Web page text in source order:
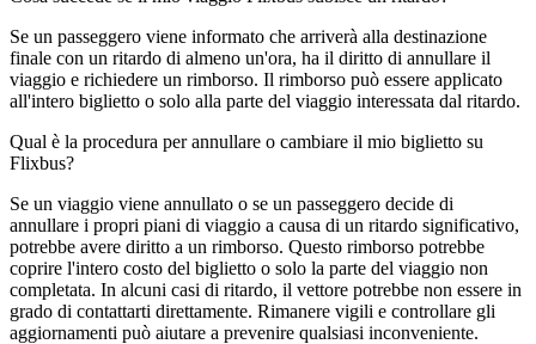
Se un passeggero viene informato che arriverà alla destinazione
finale con un ritardo di almeno un'ora, ha il diritto di annullare il
viaggio e richiedere un rimborso. Il rimborso può essere applicato
all'intero biglietto o solo alla parte del viaggio interessata dal ritardo.
Qual è la procedura per annullare o cambiare il mio biglietto su
Flixbus?
Se un viaggio viene annullato o se un passeggero decide di
annullare i propri piani di viaggio a causa di un ritardo significativo,
potrebbe avere diritto a un rimborso. Questo rimborso potrebbe
coprire l'intero costo del biglietto o solo la parte del viaggio non
completata. In alcuni casi di ritardo, il vettore potrebbe non essere in
grado di contattarti direttamente. Rimanere vigili e controllare gli
aggiornamenti può aiutare a prevenire qualsiasi inconveniente.